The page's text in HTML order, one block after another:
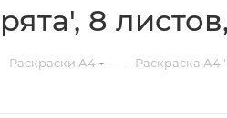
8
Раскраски А4 — Раскраска А4